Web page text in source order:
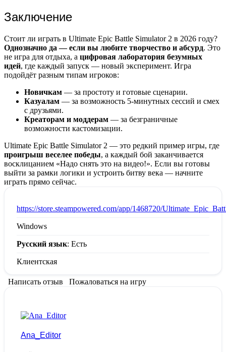
Заключение
Стоит ли играть в Ultimate Epic Battle Simulator 2 в 2026 году?
Однозначно да — если вы любите творчество и абсурд. Это
не игра для отдыха, а цифровая лаборатория безумных
идей, где каждый запуск — новый эксперимент. Игра
подойдёт разным типам игроков:
Новичкам — за простоту и готовые сценарии.
Казуалам — за возможность 5-минутных сессий и смех
с друзьями.
Креаторам и моддерам — за безграничные
возможности кастомизации.
Ultimate Epic Battle Simulator 2 — это редкий пример игры, где
проигрыш веселее победы, а каждый бой заканчивается
восклицанием «Надо снять это на видео!». Если вы готовы
выйти за рамки логики и устроить битву века — начните
играть прямо сейчас.
https://store.steampowered.com/app/1468720/
Windows
Русский язык: Есть
Клиентская
Написать отзыв Пожаловаться на игру
Ana_Editor